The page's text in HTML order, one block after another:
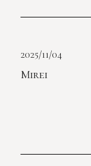
2025/11/04
Mirei